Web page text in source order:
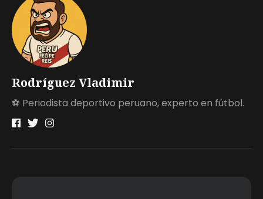
Rodríguez Vladimir
⚽ Periodista deportivo peruano, experto en fútbol.